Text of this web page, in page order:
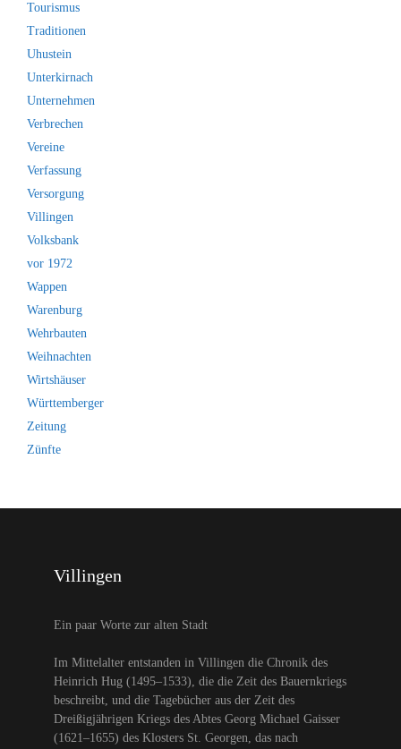
Tourismus
Traditionen
Uhustein
Unterkirnach
Unternehmen
Verbrechen
Vereine
Verfassung
Versorgung
Villingen
Volksbank
vor 1972
Wappen
Warenburg
Wehrbauten
Weihnachten
Wirtshäuser
Württemberger
Zeitung
Zünfte
Villingen
Ein paar Worte zur alten Stadt
Im Mittelalter entstanden in Villingen die Chronik des
Heinrich Hug (1495–1533), die die Zeit des Bauernkriegs
beschreibt, und die Tagebücher aus der Zeit des
Dreißigjährigen Kriegs des Abtes Georg Michael Gaisser
(1621–1655) des Klosters St. Georgen, das nach